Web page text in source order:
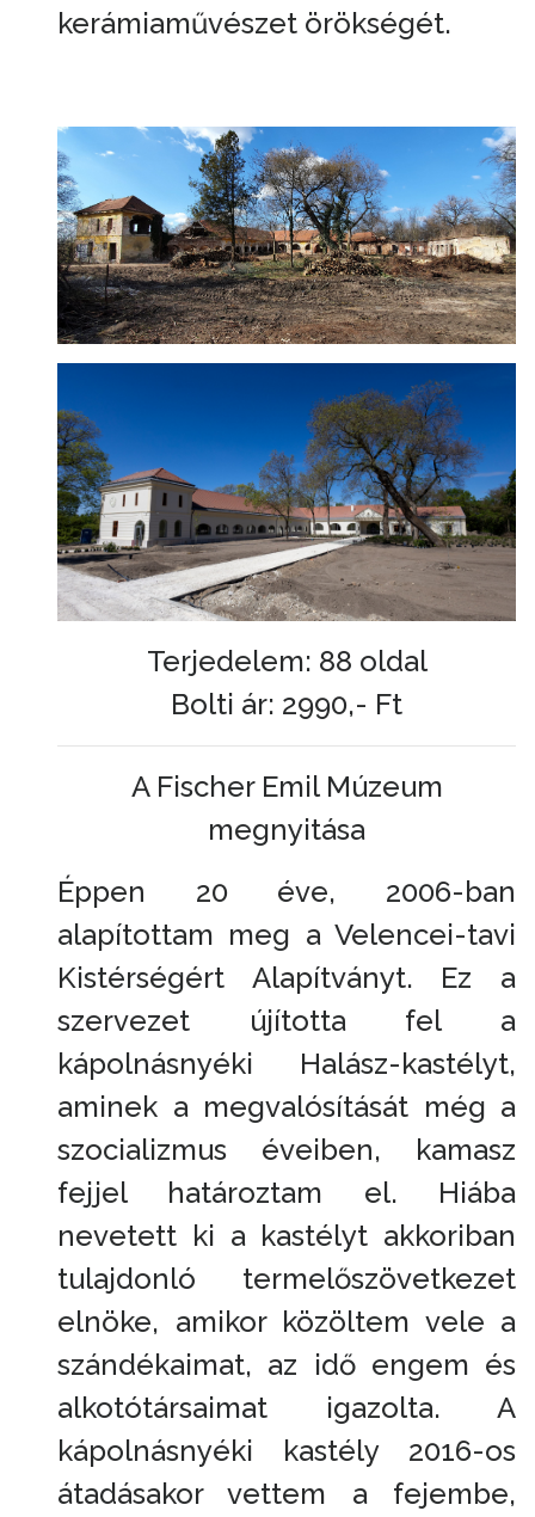
kerámiaművészet örökségét.
Terjedelem: 88 oldal
Bolti ár: 2990,- Ft
A Fischer Emil Múzeum
megnyitása
Éppen 20 éve, 2006-ban
alapítottam meg a Velencei-tavi
Kistérségért Alapítványt. Ez a
szervezet újította fel a
kápolnásnyéki Halász-kastélyt,
aminek a megvalósítását még a
szocializmus éveiben, kamasz
fejjel határoztam el. Hiába
nevetett ki a kastélyt akkoriban
tulajdonló termelőszövetkezet
elnöke, amikor közöltem vele a
szándékaimat, az idő engem és
alkotótársaimat igazolta. A
kápolnásnyéki kastély 2016-os
átadásakor vettem a fejembe,